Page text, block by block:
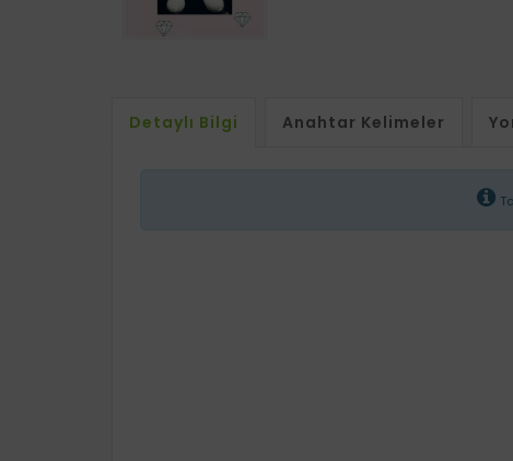
Detaylı Bilgi Anahtar Kelimeler